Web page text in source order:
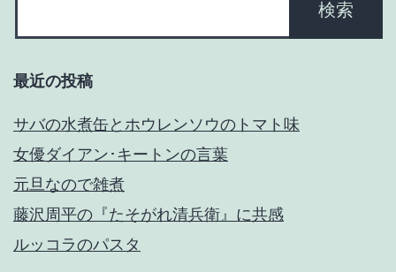
最近の投稿
サバの水煮缶とホウレンソウのトマト味
女優ダイアン･キートンの言葉
元旦なので雑煮
藤沢周平の『たそがれ清兵衛』に共感
ルッコラのパスタ